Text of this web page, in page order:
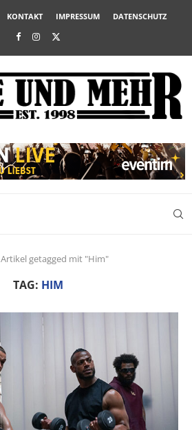
KONTAKT IMPRESSUM DATENSCHUTZ
Artikel getagged mit "Him"
TAG: HIM